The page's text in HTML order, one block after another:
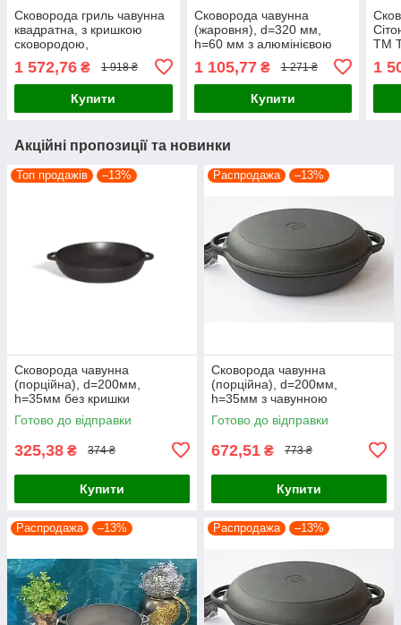
Сковорода гриль чавунна
квадратна, з кришкою
сковородою,
1 572,76 ₴ 1 918 ₴
Купити
Сковорода чавунна
(жаровня), d=320 мм,
h=60 мм з алюмінієвою
1 105,77₴ 1 271 ₴
Купити
ТМ
1
Акційні пропозиції та новинки
Топ продажів –13%
Сковорода чавунна
(порційна), d=200мм,
h=35мм без кришки
Готово до відправки
325,38 ₴ 374 ₴
Купити
Распродажа –13%
Сковорода чавунна
(порційна), d=200мм,
h=35мм з чавунною
кришкою-сковородою
Готово до відправки
672,51 ₴ 773 ₴
Купити
Распродажа –13% Распродажа –13%